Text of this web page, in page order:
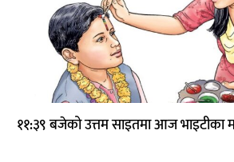
११:३९ बजेको उत्तम साइतमा आज भाइटीका